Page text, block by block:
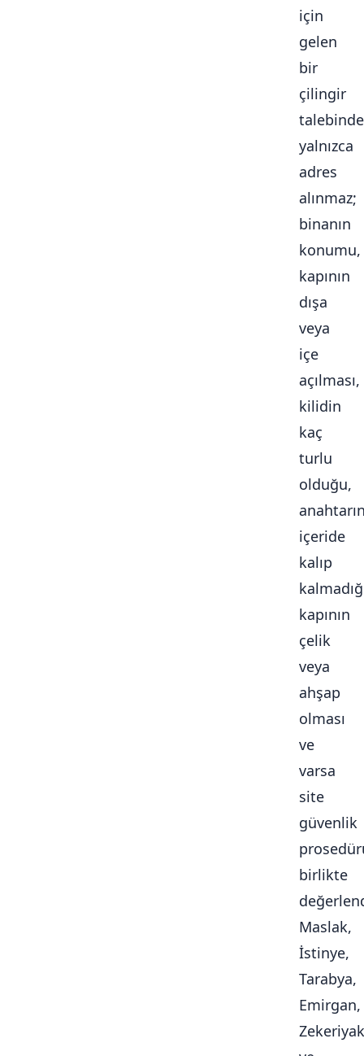
için
gelen
bir
çilingir
talebinde
yalnızca
adres
alınmaz;
binanın
konumu,
kapının
dışa
veya
içe
açılması,
kilidin
kaç
turlu
olduğu,
içeride
kalıp
kapının
çelik
veya
ahşap
olması
ve
varsa
site
güvenlik
birlikte
Maslak,
İstinye,
Tarabya,
Emirgan,